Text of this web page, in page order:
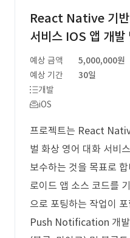
React Native 기반
서비스 IOS 앱 개발
예상 금액
5,000,000원
예상 기간
30일
개발
iOS
프로젝트는 React
벌 화상 영어 대화 서비
보수하는 것을 목표로
로이드 앱 소스 코드를
으로 포팅하는 작업이
Push Notification 개